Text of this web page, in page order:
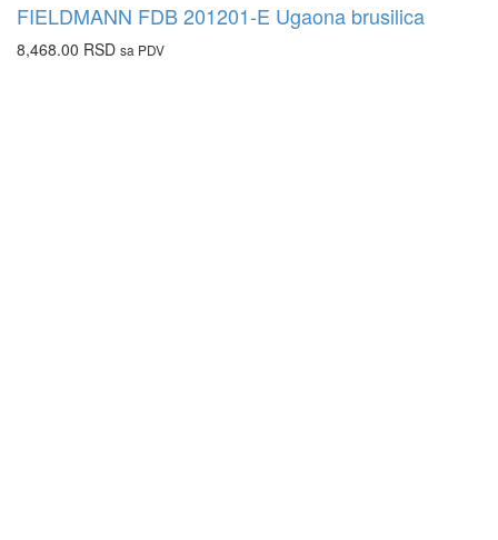
FIELDMANN FDB 201201-E Ugaona brusilica
8,468.00 RSD sa PDV